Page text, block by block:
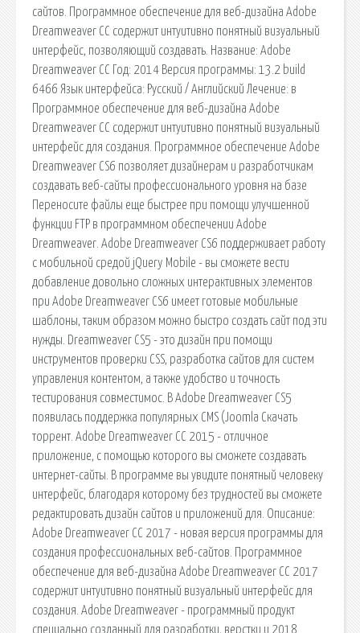
сайтов. Программное обеспечение для веб-дизайна Adobe
Dreamweaver CC содержит интуитивно понятный визуальный
интерфейс, позволяющий создавать. Название: Adobe
Dreamweaver CC Год: 2014 Версия программы: 13.2 build
6466 Язык интерфейса: Русский / Английский Лечение: в
Программное обеспечение для веб-дизайна Adobe
Dreamweaver CС содержит интуитивно понятный визуальный
интерфейс для создания. Программное обеспечение Adobe
Dreamweaver CS6 позволяет дизайнерам и разработчикам
создавать веб-сайты профессионального уровня на базе
Переносите файлы еще быстрее при помощи улучшенной
функции FTP в программном обеспечении Adobe
Dreamweaver. Adobe Dreamweaver CS6 поддерживает работу
с мобильной средой jQuery Mobile - вы сможете вести
добавление довольно сложных интерактивных элементов
при Adobe Dreamweaver CS6 имеет готовые мобильные
шаблоны, таким образом можно быстро создать сайт под эти
нужды. Dreamweaver CS5 - это дизайн при помощи
инструментов проверки CSS, разработка сайтов для систем
управления контентом, а также удобство и точность
тестирования совместимос. В Adobe Dreamweaver CS5
появилась поддержка популярных CMS (Joomla Скачать
торрент. Adobe Dreamweaver CC 2015 - отличное
приложение, с помощью которого вы сможете создавать
интернет-сайты. В программе вы увидите понятный человеку
интерфейс, благодаря которому без трудностей вы сможете
редактировать дизайн сайтов и приложений для. Описание:
Adobe Dreamweaver CС 2017 - новая версия программы для
создания профессиональных веб-сайтов. Программное
обеспечение для веб-дизайна Adobe Dreamweaver CС 2017
содержит интуитивно понятный визуальный интерфейс для
создания. Adobe Dreamweaver - программный продукт
специально созданный для разработки, верстки и 2018